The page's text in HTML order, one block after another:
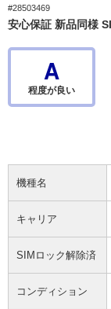
#28503469
安心保証 新品同様
A
程度が良い
機種名
キャリア
SIMロック解除済
コンディション